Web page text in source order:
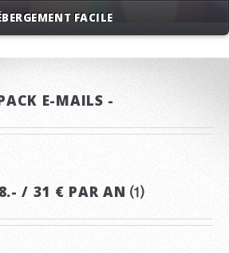
E-MAILS -
/ 31 € PAR AN ⑴
FACILE